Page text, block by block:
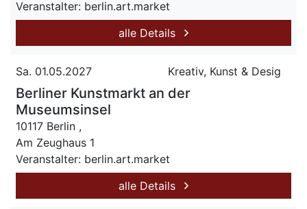
Veranstalter: berlin.art.market
alle Details
Sa. 01.05.2027 Kreativ, Kunst & Desig
Berliner Kunstmarkt an der
Museumsinsel
10117 Berlin ,
Am Zeughaus 1
Veranstalter: berlin.art.market
alle Details